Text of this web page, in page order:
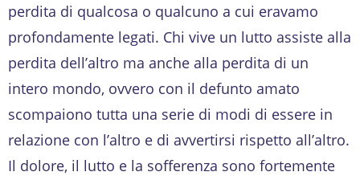
perdita di qualcosa o qualcuno a cui eravamo
profondamente legati. Chi vive un lutto assiste alla
perdita dell’altro ma anche alla perdita di un
intero mondo, ovvero con il defunto amato
scompaiono tutta una serie di modi di essere in
relazione con l’altro e di avvertirsi rispetto all’altro.
Il dolore, il lutto e la sofferenza sono fortemente